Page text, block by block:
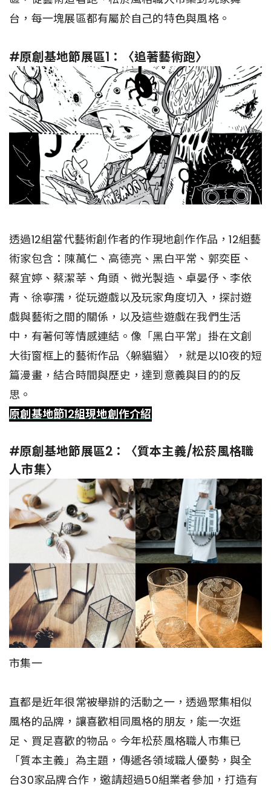
台，每一塊展區都有屬於自己的特色與風格。
#原創基地節展區1：〈追著藝術跑〉
透過12組當代藝術創作者的作現地創作作品，12組藝
術家包含：陳萬仁、高德亮、黑白平常、郭奕臣、
蔡宜婷、蔡潔莘、角頭、微光製造、卓晏伃、李依
青、徐寧孺，從玩遊戲以及玩家角度切入，探討遊
戲與藝術之間的關係，以及這些遊戲在我們生活
中，有著何等情感連結。像「黑白平常」掛在文創
大街窗框上的藝術作品〈躲貓貓〉，就是以10夜的短
篇漫畫，結合時間與歷史，達到意義與目的的反
思。
原創基地節12組現地創作介紹
#原創基地節展區2：〈質本主義/松菸風格職
人市集〉
市集一
直都是近年很常被舉辦的活動之一，透過聚集相似
風格的品牌，讓喜歡相同風格的朋友，能一次逛
足、買足喜歡的物品。今年松菸風格職人市集已
「質本主義」為主題，傳遞各領域職人優勢，與全
台30家品牌合作，邀請超過50組業者參加，打造有